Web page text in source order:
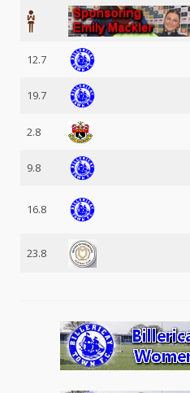
12.7
19.7
2.8
9.8
16.8
23.8